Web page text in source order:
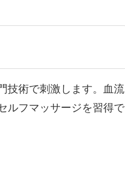
ことも。
くださいね！
01:03
01:48
02:37
技術で刺激します。血流
ルフマッサージを習得で